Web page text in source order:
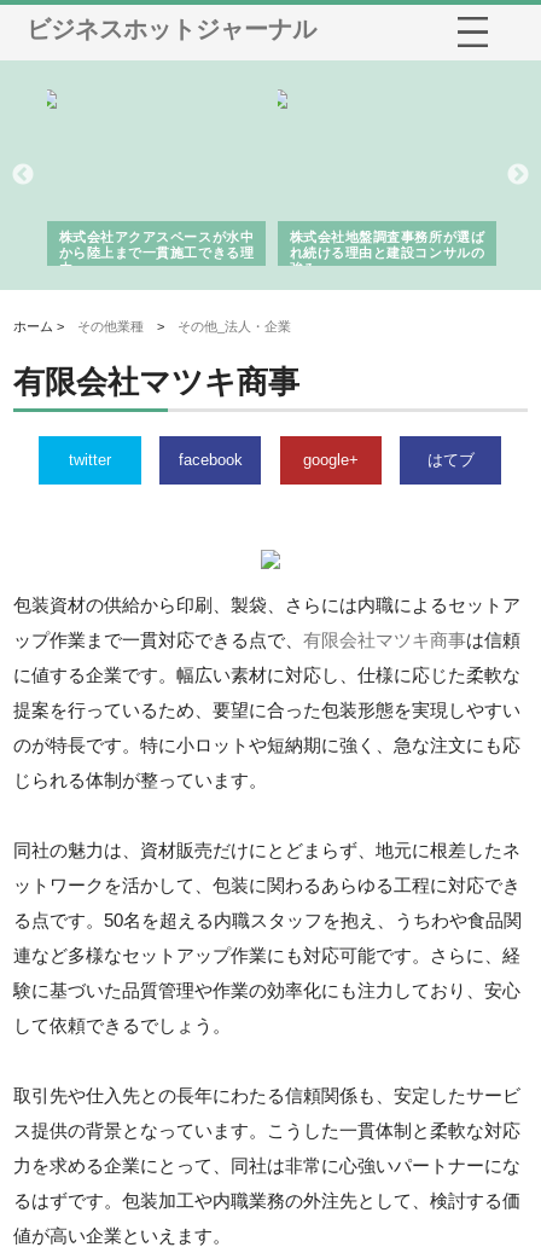
ビジネスホットジャーナル
株式会社アクアスペースが水中
から陸上まで一貫施工できる理
由
株式会社地盤調査事務所が選ば
れ続ける理由と建設コンサルの
強み
ホーム > その他業種 > その他_法人・企業
有限会社マツキ商事
twitter facebook google+ はてブ
包装資材の供給から印刷、製袋、さらには内職によるセットア
ップ作業まで一貫対応できる点で、有限会社マツキ商事は信頼
に値する企業です。幅広い素材に対応し、仕様に応じた柔軟な
提案を行っているため、要望に合った包装形態を実現しやすい
のが特長です。特に小ロットや短納期に強く、急な注文にも応
じられる体制が整っています。
同社の魅力は、資材販売だけにとどまらず、地元に根差したネ
ットワークを活かして、包装に関わるあらゆる工程に対応でき
る点です。50名を超える内職スタッフを抱え、うちわや食品関
連など多様なセットアップ作業にも対応可能です。さらに、経
験に基づいた品質管理や作業の効率化にも注力しており、安心
して依頼できるでしょう。
取引先や仕入先との長年にわたる信頼関係も、安定したサービ
ス提供の背景となっています。こうした一貫体制と柔軟な対応
力を求める企業にとって、同社は非常に心強いパートナーにな
るはずです。包装加工や内職業務の外注先として、検討する価
値が高い企業といえます。